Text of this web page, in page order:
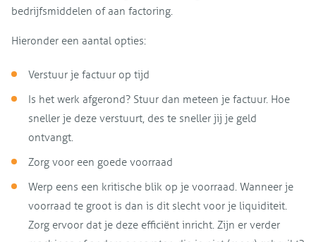
bedrijfsmiddelen of aan factoring.
Hieronder een aantal opties:
Verstuur je factuur op tijd
Is het werk afgerond? Stuur dan meteen je factuur. Hoe
sneller je deze verstuurt, des te sneller jij je geld
ontvangt.
Zorg voor een goede voorraad
Werp eens een kritische blik op je voorraad. Wanneer je
voorraad te groot is dan is dit slecht voor je liquiditeit.
Zorg ervoor dat je deze efficiënt inricht. Zijn er verder